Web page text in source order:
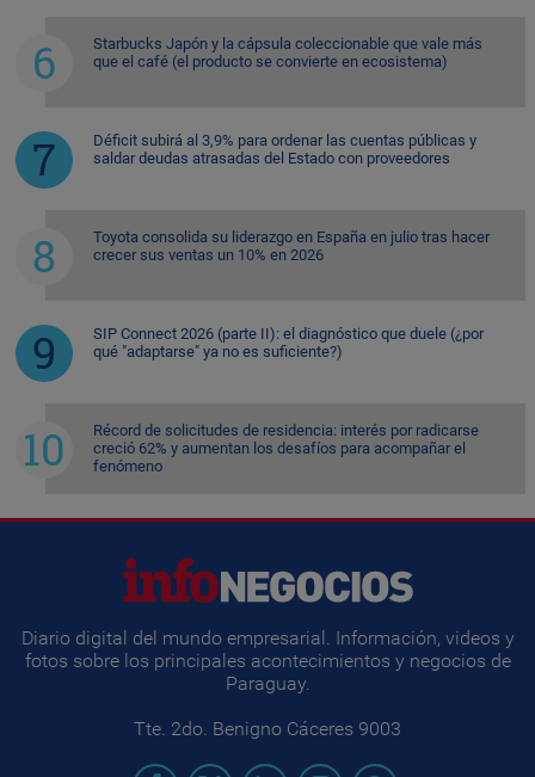
Starbucks Japón y la cápsula coleccionable que vale más
que el café (el producto se convierte en ecosistema)
Déficit subirá al 3,9% para ordenar las cuentas públicas y
saldar deudas atrasadas del Estado con proveedores
Toyota consolida su liderazgo en España en julio tras hacer
crecer sus ventas un 10% en 2026
SIP Connect 2026 (parte II): el diagnóstico que duele (¿por
qué "adaptarse" ya no es suficiente?)
Récord de solicitudes de residencia: interés por radicarse
creció 62% y aumentan los desafíos para acompañar el
fenómeno
Diario digital del mundo empresarial. Información, videos y
fotos sobre los principales acontecimientos y negocios de
Paraguay.
Tte. 2do. Benigno Cáceres 9003